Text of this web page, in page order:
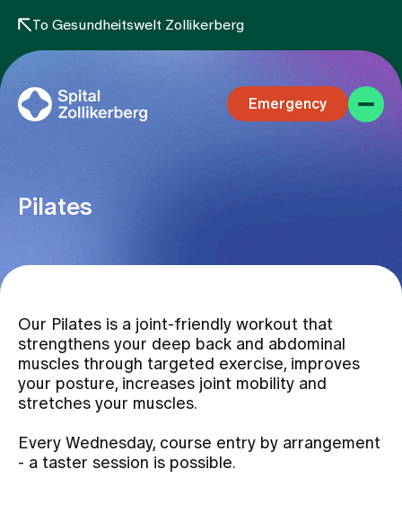
To Gesundheitswelt Zollikerberg
Emergency
Stay
Team
Assigning
Pilates
Our Pilates is a joint-friendly workout that
strengthens your deep back and abdominal
muscles through targeted exercise, improves
your posture, increases joint mobility and
stretches your muscles.
Every Wednesday, course entry by arrangement
- a taster session is possible.